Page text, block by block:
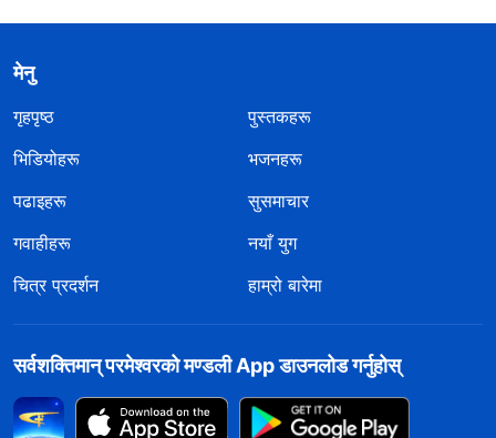
मेनु
गृहपृष्ठ
पुस्तकहरू
भिडियोहरू
भजनहरू
पढाइहरू
सुसमाचार
गवाहीहरू
नयाँ युग
चित्र प्रदर्शन
हाम्रो बारेमा
सर्वशक्तिमान्‌ परमेश्‍वरको मण्डली App डाउनलोड गर्नुहोस्